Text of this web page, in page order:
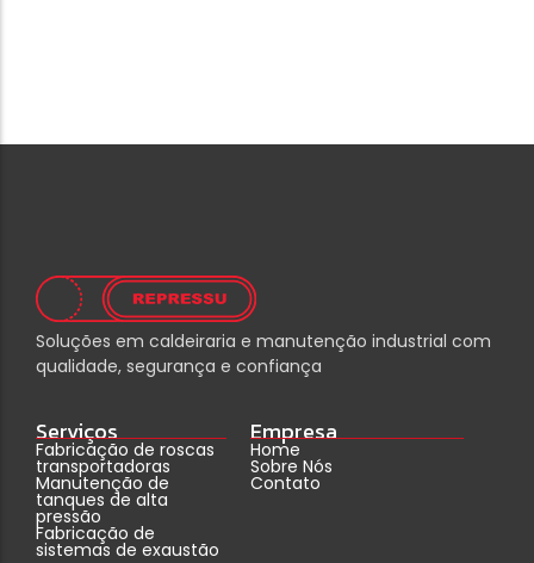
Soluções em caldeiraria e manutenção industrial com
qualidade, segurança e confiança
Serviços
Fabricação de roscas
transportadoras
Manutenção de
tanques de alta
pressão
Fabricação de
sistemas de exaustão
Empresa
Home
Sobre Nós
Contato